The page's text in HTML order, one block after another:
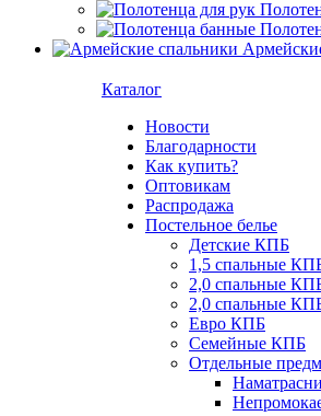
Каталог
Новости
Благодарности
Как купить?
Оптовикам
Распродажа
Постельное белье
Детские КПБ
1,5 спальные
2,0 спальные
2,0 спальные
Евро КПБ
Семейные КПБ
Отдельные